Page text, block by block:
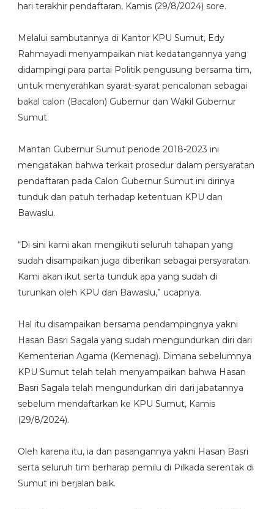
hari terakhir pendaftaran, Kamis (29/8/2024) sore.
Melalui sambutannya di Kantor KPU Sumut, Edy
Rahmayadi menyampaikan niat kedatangannya yang
didampingi para partai Politik pengusung bersama tim,
untuk menyerahkan syarat-syarat pencalonan sebagai
bakal calon (Bacalon) Gubernur dan Wakil Gubernur
Sumut.
Mantan Gubernur Sumut periode 2018-2023 ini
mengatakan bahwa terkait prosedur dalam persyaratan
pendaftaran pada Calon Gubernur Sumut ini dirinya
tunduk dan patuh terhadap ketentuan KPU dan
Bawaslu.
“Di sini kami akan mengikuti seluruh tahapan yang
sudah disampaikan juga diberikan sebagai persyaratan.
Kami akan ikut serta tunduk apa yang sudah di
turunkan oleh KPU dan Bawaslu,” ucapnya.
Hal itu disampaikan bersama pendampingnya yakni
Hasan Basri Sagala yang sudah mengundurkan diri dari
Kementerian Agama (Kemenag). Dimana sebelumnya
KPU Sumut telah telah menyampaikan bahwa Hasan
Basri Sagala telah mengundurkan diri dari jabatannya
sebelum mendaftarkan ke KPU Sumut, Kamis
(29/8/2024).
Oleh karena itu, ia dan pasangannya yakni Hasan Basri
serta seluruh tim berharap pemilu di Pilkada serentak di
Sumut ini berjalan baik.